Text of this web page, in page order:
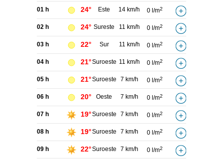
01 h 24° Este 14 km/h 0 l/m2
02 h 24° Sureste 11 km/h 0 l/m2
03 h 22° Sur 11 km/h 0 l/m2
04 h 21°Suroeste 11 km/h 0 l/m2
05 h 21°Suroeste 7 km/h 0 l/m2
06 h 20° Oeste 7 km/h 0 l/m2
07 h 19°Suroeste 7 km/h 0 l/m2
08 h 19°Suroeste 7 km/h 0 l/m2
09 h 22°Suroeste 7 km/h 0 l/m2